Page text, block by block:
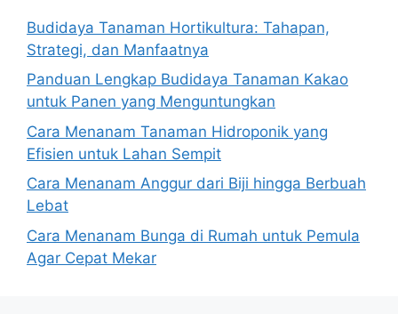
Budidaya Tanaman Hortikultura: Tahapan,
Strategi, dan Manfaatnya
Panduan Lengkap Budidaya Tanaman Kakao
untuk Panen yang Menguntungkan
Cara Menanam Tanaman Hidroponik yang
Efisien untuk Lahan Sempit
Cara Menanam Anggur dari Biji hingga Berbuah
Lebat
Cara Menanam Bunga di Rumah untuk Pemula
Agar Cepat Mekar